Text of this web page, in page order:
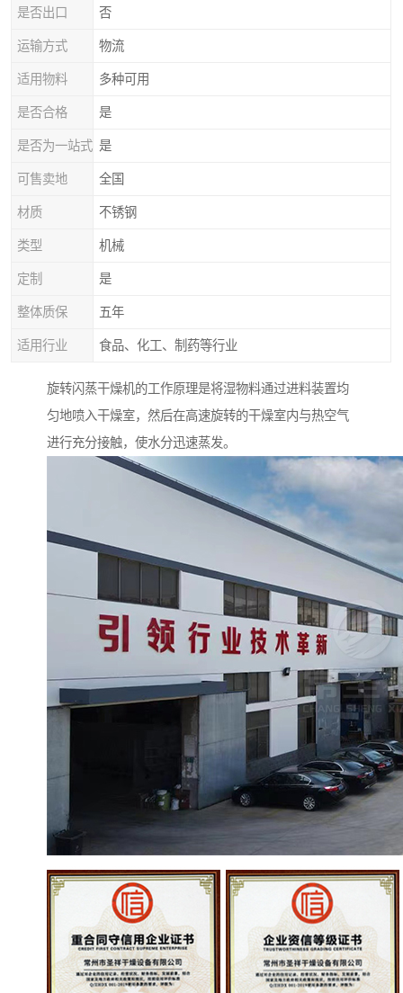
是否出口 否
运输方式 物流
适用物料 多种可用
是否合格 是
是否为一站式 是
可售卖地 全国
材质 不锈钢
类型 机械
定制 是
整体质保 五年
适用行业 食品、化工、制药等行业
旋转闪蒸干燥机的工作原理是将湿物料通过进料装置均
匀地喷入干燥室，然后在高速旋转的干燥室内与热空气
进行充分接触，使水分迅速蒸发。